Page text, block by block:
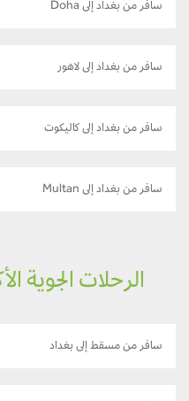
سافر من بغداد إلى Doha
سافر من بغداد إلى لاهور
سافر من بغداد إلى كاليكوت
سافر من بغداد إلى Multan
الرحلات الجوية
سافر من مسقط إلى بغداد